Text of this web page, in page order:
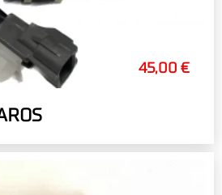
45,00 €